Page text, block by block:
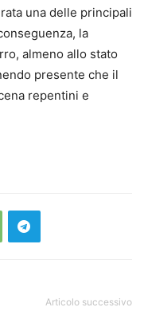
una delle principali
la
almeno allo stato
presente che il
repentini e
Articolo successivo